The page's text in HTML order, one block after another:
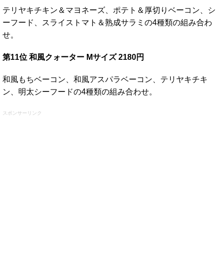
テリヤキチキン＆マヨネーズ、ポテト＆厚切りベーコン、シ
ーフード、スライストマト＆熟成サラミの4種類の組み合わ
せ。
第11位 和風クォーター Mサイズ 2180円
和風もちベーコン、和風アスパラベーコン、テリヤキチキ
ン、明太シーフードの4種類の組み合わせ。
スポンサーリンク